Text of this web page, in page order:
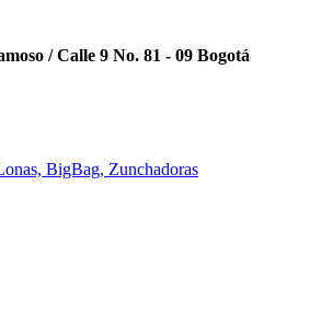
/ Calle 9 No. 81 - 09 Bogotá